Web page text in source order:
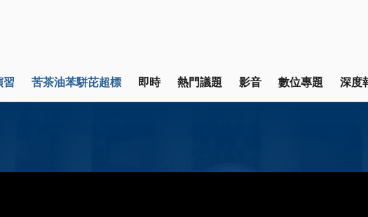
習 苦茶油苯駢芘超標 即時 熱門議題 影音 數位專題 深度